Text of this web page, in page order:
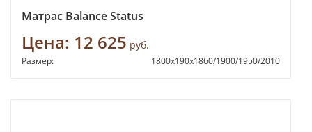
Матрас Balance Status
Цена: 12 625 руб.
Размер: 1800х190х1860/1900/1950/2010